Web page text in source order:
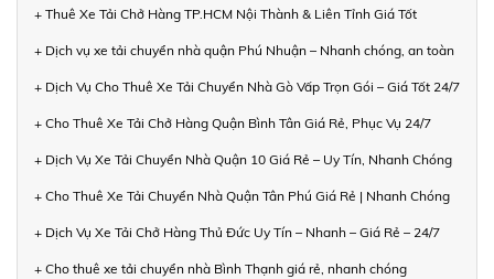
+ Thuê Xe Tải Chở Hàng TP.HCM Nội Thành & Liên Tỉnh Giá Tốt
+ Dịch vụ xe tải chuyển nhà quận Phú Nhuận – Nhanh chóng, an toàn
+ Dịch Vụ Cho Thuê Xe Tải Chuyển Nhà Gò Vấp Trọn Gói – Giá Tốt 24/7
+ Cho Thuê Xe Tải Chở Hàng Quận Bình Tân Giá Rẻ, Phục Vụ 24/7
+ Dịch Vụ Xe Tải Chuyển Nhà Quận 10 Giá Rẻ – Uy Tín, Nhanh Chóng
+ Cho Thuê Xe Tải Chuyển Nhà Quận Tân Phú Giá Rẻ | Nhanh Chóng
+ Dịch Vụ Xe Tải Chở Hàng Thủ Đức Uy Tín – Nhanh – Giá Rẻ – 24/7
+ Cho thuê xe tải chuyển nhà Bình Thạnh giá rẻ, nhanh chóng